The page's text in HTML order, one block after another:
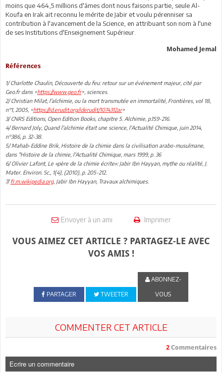
moins que 464,5 millions d'âmes dont nous faisons partie, seule Al-
Koufa en Irak ait reconnu le mérite de Jabir et voulu pérenniser sa
contribution à l'avancement de la Science, en attribuant son nom à l'une
de ses Institutions d'Enseignement Supérieur.
Mohamed Jemal
Références
1/ Charlotte Chaulin, Découverte du feu: retour sur un événement majeur, cité par
Geo.fr dans <https://www.geo.fr>, sciences.
2/ Christian Milat, l'alchimie, ou la mort transmutée en immortalité, Frontières, vol 18,
n°1, 2005, <https://id.erudit.org/iderudit/1074312ar>
3/ CNRS Editions, Open Edition Books, chapitre 5. Alchimie, p.159-216.
4/ Bernard Joly, Quand l'alchimie était une science, l'Actualité Chimique, juin 2014,
n°386, p. 32-38.
5/ Mahab-Eddine Brik, Histoire de la chimie dans la civilisation arabo-musulmane,
dans "Histoire de la chimie, l'Actualité Chimique, mars 1999, p. 36
6/ Olivier Lafont, Le «père de la chimie écrite»: Jabir Ibn Hayyan, mythe ou réalité, J.
Mater. Environ. Sc., 1(4), (2010), p. 205-212.
7/fr.m.wikipedia.org, Jabir Ibn Hayyan, Travaux alchimiques.
Envoyer à un ami Imprimer
VOUS AIMEZ CET ARTICLE ? PARTAGEZ-LE AVEC
VOS AMIS !
PARTAGER TWEETER
ABONNEZ-
VOUS
COMMENTER CET ARTICLE
2 Commentaires
Ecrire un commentaire